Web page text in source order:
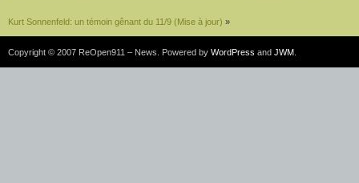
Kurt Sonnenfeld: un témoin gênant du 11/9 (Mise à jour) »
Copyright © 2007 ReOpen911 – News. Powered by WordPress and JWM